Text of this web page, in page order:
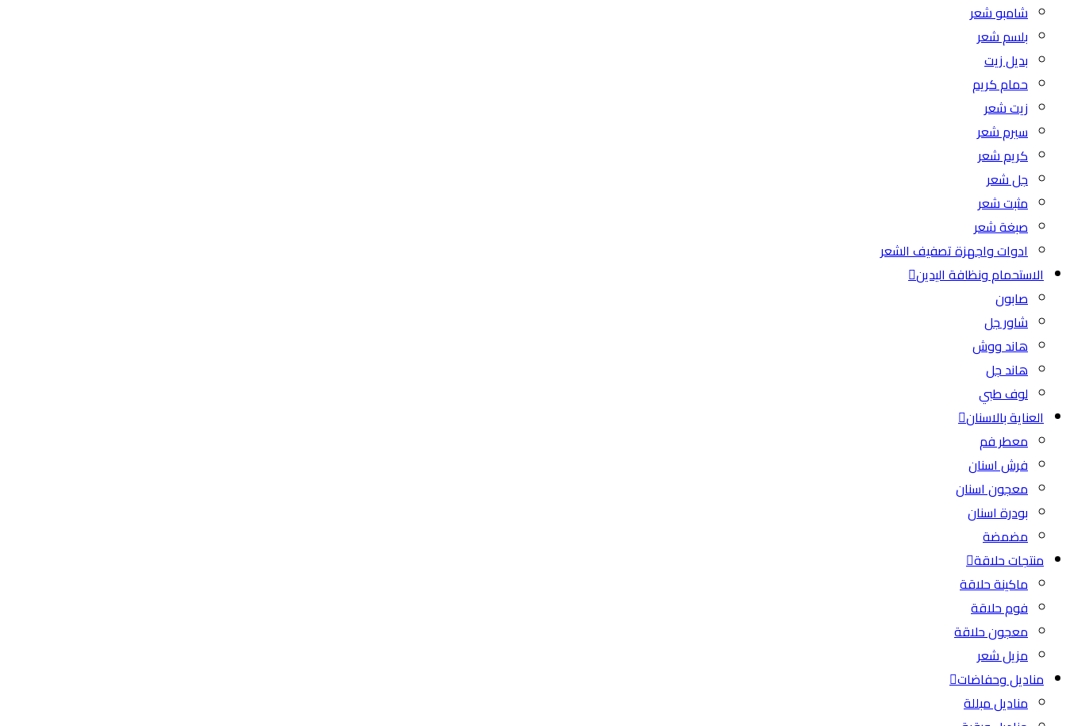
شامبو شعر
بلسم شعر
بديل زيت
حمام كريم
زيت شعر
سيرم شعر
كريم شعر
جل شعر
مثبت شعر
صبغة شعر
ادوات واجهزة تصفيف الشعر
الاستحمام ونظافة اليدين
صابون
شاور جل
هاند ووش
هاند جل
لوف طبي
العناية بالاسنان
معطر فم
فرش اسنان
معجون اسنان
بودرة اسنان
مضمضة
منتجات حلاقة
ماكينة حلاقة
فوم حلاقة
معجون حلاقة
مزيل شعر
مناديل وحفاضات
مناديل مبللة